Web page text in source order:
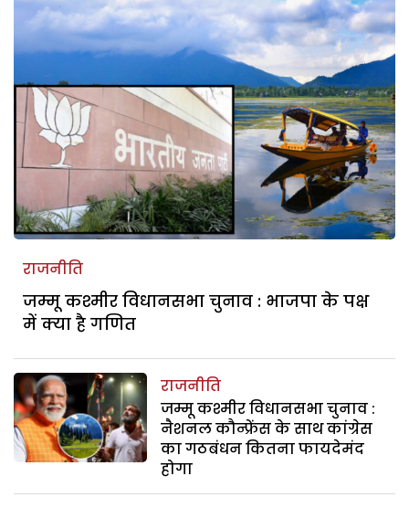
राजनीति
जम्मू कश्मीर विधानसभा चुनाव : भाजपा के पक्ष
में क्या है गणित
राजनीति
जम्मू कश्मीर विधानसभा चुनाव :
नैशनल कौन्फ्रेंस के साथ कांग्रेस
का गठबंधन कितना फायदेमंद
होगा